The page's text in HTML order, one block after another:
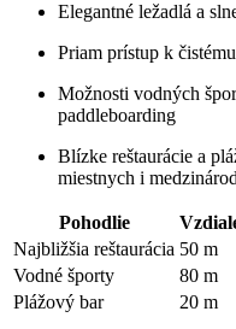
Elegantné ležadlá a
Priam prístup k
Možnosti vodných
paddleboarding
Blízke reštaurácie a
miestnych i
Pohodlie
Najbližšia reštaurácia 50 m
Vodné športy
80 m
Plážový bar
20 m